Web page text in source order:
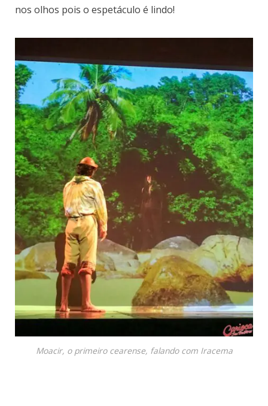
nos olhos pois o espetáculo é lindo!
Moacir, o primeiro cearense, falando com Iracema